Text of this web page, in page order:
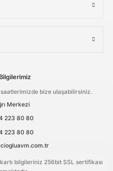
bize ulaşabilirsiniz.
Merkezi
223 80 80
223 80 80
bilgileriniz 256bit SSL sertifikası